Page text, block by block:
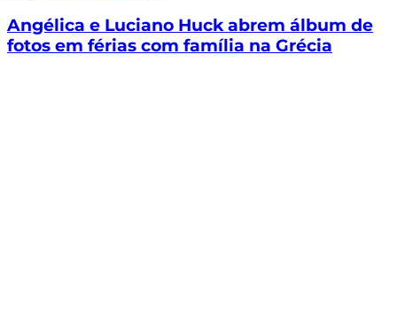
Angélica e Luciano Huck abrem álbum de
fotos em férias com família na Grécia